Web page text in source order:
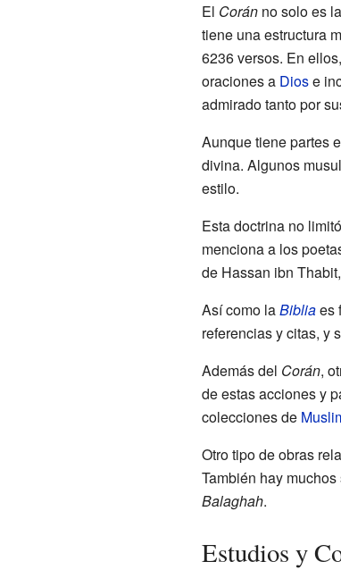
El Coránno solo es
tiene una estructura
6236 versos. En
oraciones a Diose
admirado tanto por
Aunque tiene partes
divina. Algunos
estilo.
Esta doctrina no
menciona a los
de Hassan ibn
Así como laBibliaes
referencias y citas, y
Además del Corán,
de estas acciones y
colecciones de
Otro tipo de obras
También hay
Balaghah.
Estudios y